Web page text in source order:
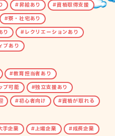
昇給あり
資格取得支援
寮・社宅あり
り
レクリエーションあり
ブあり
教育担当者あり
プ可能
独立支援あり
初心者向け 資格が取れる
手企業 上場企業
成長企業